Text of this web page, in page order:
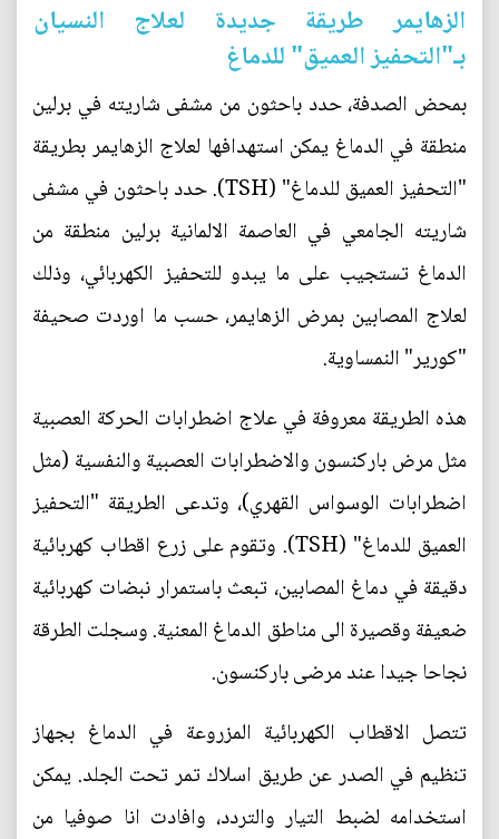
الزهايمر طريقة جديدة لعلاج النسيان
بـ"التحفيز العميق" للدماغ
بمحض الصدفة، حدد باحثون من مشفى شاريته في برلين
منطقة في الدماغ يمكن استهدافها لعلاج الزهايمر بطريقة
"التحفيز العميق للدماغ" (TSH). حدد باحثون في مشفى
شاريته الجامعي في العاصمة الالمانية برلين منطقة من
الدماغ تستجيب على ما يبدو للتحفيز الكهربائي، وذلك
لعلاج المصابين بمرض الزهايمر، حسب ما اوردت صحيفة
"كورير" النمساوية.
هذه الطريقة معروفة في علاج اضطرابات الحركة العصبية
مثل مرض باركنسون والاضطرابات العصبية والنفسية (مثل
اضطرابات الوسواس القهري)، وتدعى الطريقة "التحفيز
العميق للدماغ" (TSH). وتقوم على زرع اقطاب كهربائية
دقيقة في دماغ المصابين، تبعث باستمرار نبضات كهربائية
ضعيفة وقصيرة الى مناطق الدماغ المعنية. وسجلت الطرقة
نجاحا جيدا عند مرضى باركنسون.
تتصل الاقطاب الكهربائية المزروعة في الدماغ بجهاز
تنظيم في الصدر عن طريق اسلاك تمر تحت الجلد. يمكن
استخدامه لضبط التيار والتردد، وافادت انا صوفيا من